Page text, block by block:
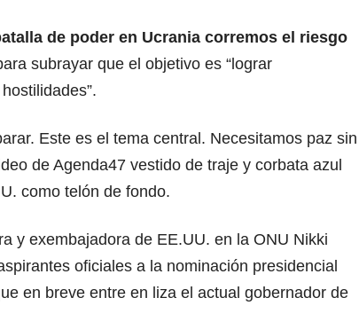
de poder en Ucrania corremos el riesgo
subrayar que el objetivo es “lograr
Este es el tema central. Necesitamos paz sin
de Agenda47 vestido de traje y corbata azul
como telón de fondo.
y exembajadora de EE.UU. en la ONU Nikki
oficiales a la nominación presidencial
en breve entre en liza el actual gobernador de